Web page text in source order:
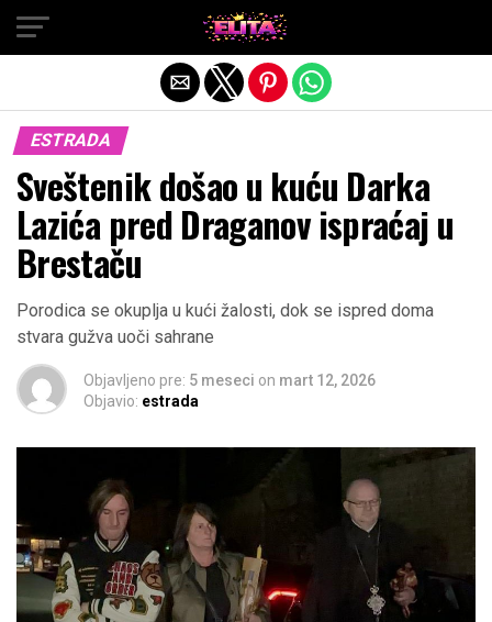
ESTRADA
Sveštenik došao u kuću Darka
Lazića pred Draganov ispraćaj u
Brestaču
Porodica se okuplja u kući žalosti, dok se ispred doma
stvara gužva uoči sahrane
Objavljeno pre: 5 meseci on mart 12, 2026
Objavio: estrada
Exit mobile version